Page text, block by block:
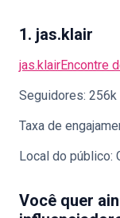
1. jas.klair
jas.klairEncontre
Seguidores: 256k
Taxa de
Local do público:
Você quer